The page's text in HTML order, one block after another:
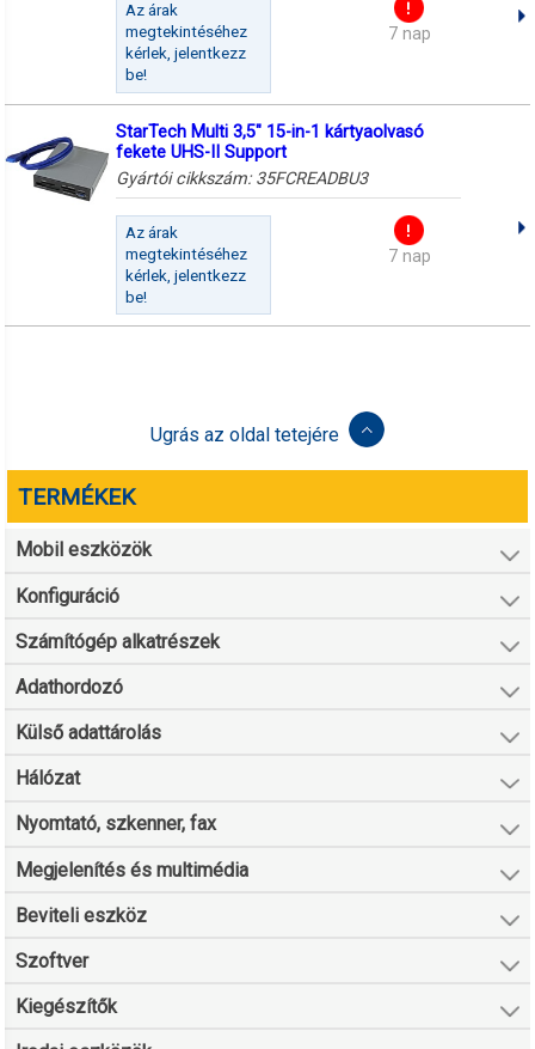
Az árak
megtekintéséhez
kérlek, jelentkezz
be!
7 nap
StarTech Multi 3,5" 15-in-1 kártyaolvasó
fekete UHS-II Support
Gyártói cikkszám: 35FCREADBU3
Az árak
megtekintéséhez
kérlek, jelentkezz
be!
7 nap
Ugrás az oldal tetejére
TERMÉKEK
Mobil eszközök
Konfiguráció
Számítógép alkatrészek
Adathordozó
Külső adattárolás
Hálózat
Nyomtató, szkenner, fax
Megjelenítés és multimédia
Beviteli eszköz
Szoftver
Kiegészítők